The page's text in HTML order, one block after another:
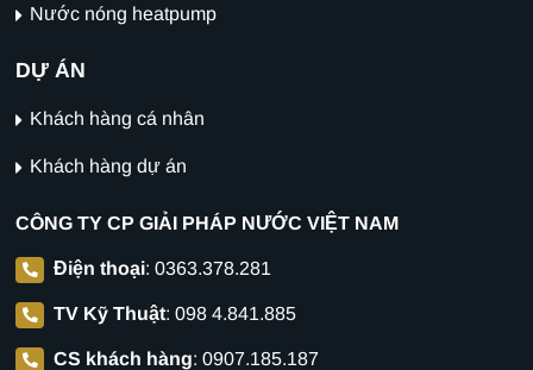
CÔNG TY CP GIẢI PHÁP NƯỚC VIỆT NAM
Điện thoại: 0363.378.281
TV Kỹ Thuật: 098 4.841.885
CS khách hàng: 0907.185.187
Nước nóng heatpump
DỰ ÁN
Khách hàng cá nhân
Khách hàng dự án